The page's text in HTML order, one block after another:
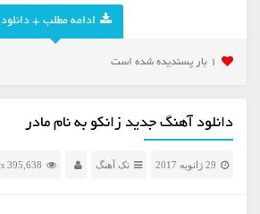
ادامه مطلب + دانلود
1 بار پسنديده شده است
دانلود آهنگ جدید زانکو به نام مادر
29 ژانویه 2017 تک آهنگ 395,638 views